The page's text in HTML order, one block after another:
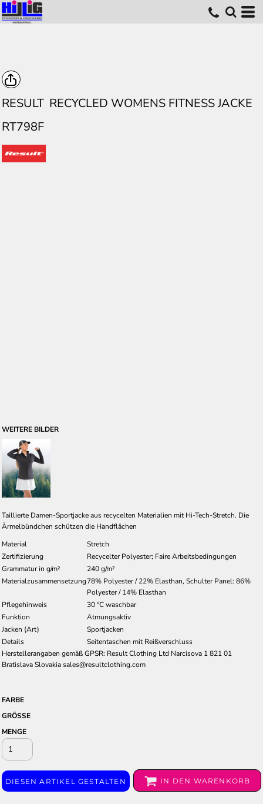
RESULT RECYCLED WOMENS FITNESS JACKE
RT798F
WEITERE BILDER
Taillierte Damen-Sportjacke aus recycelten Materialien mit Hi-Tech-Stretch. Die
Ärmelbündchen schützen die Handflächen
Material
Stretch
Zertifizierung
Recycelter Polyester; Faire Arbeitsbedingungen
Grammatur in g/m²
240 g/m²
Materialzusammensetzung78% Polyester / 22% Elasthan, Schulter Panel: 86%
Polyester / 14% Elasthan
Pflegehinweis
30 °C waschbar
Funktion
Atmungsaktiv
Jacken (Art)
Sportjacken
Details
Seitentaschen mit Reißverschluss
Herstellerangaben gemäß GPSR: Result Clothing Ltd Narcisova 1 821 01
Bratislava Slovakia sales@resultclothing.com
FARBE
GRÖSSE
MENGE
DIESEN ARTIKEL GESTALTEN IN DEN WARENKORB